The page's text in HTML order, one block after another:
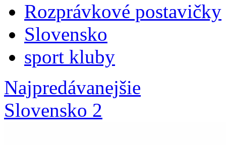
Rozprávkové postavičky
Slovensko
sport kluby
Najpredávanejšie
Slovensko 2